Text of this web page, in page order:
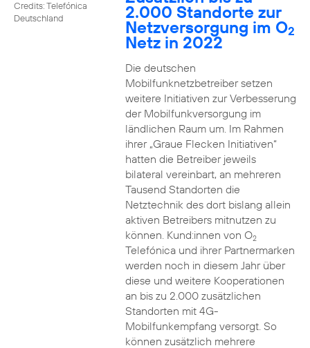
Credits: Telefónica
Deutschland
2.000 Standorte zur
Netzversorgung im O2
Netz in 2022
Die deutschen
Mobilfunknetzbetreiber setzen
weitere Initiativen zur Verbesserung
der Mobilfunkversorgung im
ländlichen Raum um. Im Rahmen
ihrer „Graue Flecken Initiativen“
hatten die Betreiber jeweils
bilateral vereinbart, an mehreren
Tausend Standorten die
Netztechnik des dort bislang allein
aktiven Betreibers mitnutzen zu
können. Kund:innen von O2
Telefónica und ihrer Partnermarken
werden noch in diesem Jahr über
diese und weitere Kooperationen
an bis zu 2.000 zusätzlichen
Standorten mit 4G-
Mobilfunkempfang versorgt. So
können zusätzlich mehrere